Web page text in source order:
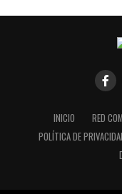
INICIO RED
POLÍTICA DE